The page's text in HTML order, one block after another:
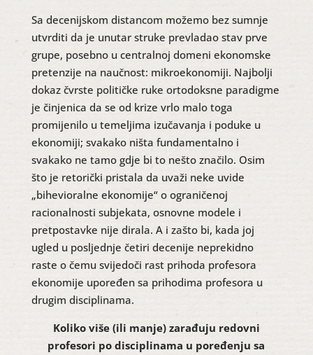
Sa decenijskom distancom možemo bez sumnje
utvrditi da je unutar struke prevladao stav prve
grupe, posebno u centralnoj domeni ekonomske
pretenzije na naučnost: mikroekonomiji. Najbolji
dokaz čvrste političke ruke ortodoksne paradigme
je činjenica da se od krize vrlo malo toga
promijenilo u temeljima izučavanja i poduke u
ekonomiji; svakako ništa fundamentalno i
svakako ne tamo gdje bi to nešto značilo. Osim
što je retorički pristala da uvaži neke uvide
„bihevioralne ekonomije“ o ograničenoj
racionalnosti subjekata, osnovne modele i
pretpostavke nije dirala. A i zašto bi, kada joj
ugled u posljednje četiri decenije neprekidno
raste o čemu svijedoči rast prihoda profesora
ekonomije upoređen sa prihodima profesora u
drugim disciplinama.
Koliko više (ili manje) zarađuju redovni
profesori po disciplinama u poređenju sa